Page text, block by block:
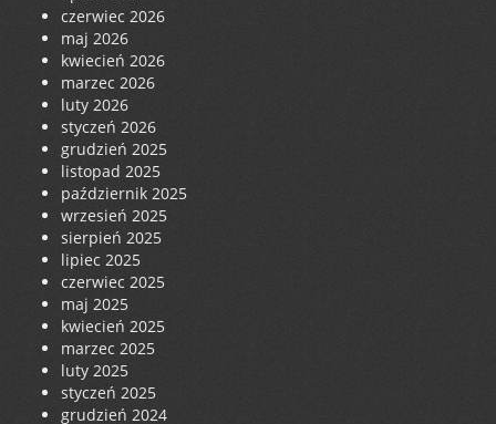
czerwiec 2026
maj 2026
kwiecień 2026
marzec 2026
luty 2026
styczeń 2026
grudzień 2025
listopad 2025
październik 2025
wrzesień 2025
sierpień 2025
lipiec 2025
czerwiec 2025
maj 2025
kwiecień 2025
marzec 2025
luty 2025
styczeń 2025
grudzień 2024